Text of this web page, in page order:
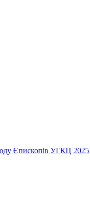
Єпископів УГКЦ